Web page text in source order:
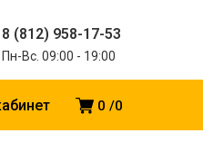
8 (812) 958-17-53
Пн-Вс. 09:00 - 19:00
0 0